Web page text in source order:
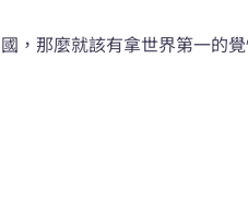
那麼就該有拿世界第一的